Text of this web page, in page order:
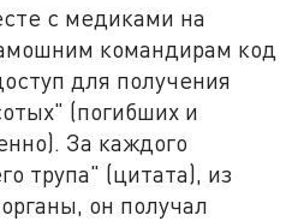
с медиками на
командирам код
для получения
(погибших и
За каждого
трупа" (цитата), из
он получал